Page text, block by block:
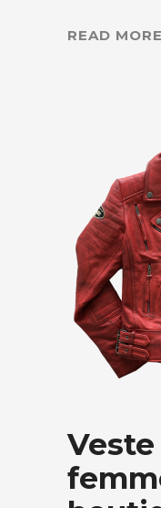
READ MORE